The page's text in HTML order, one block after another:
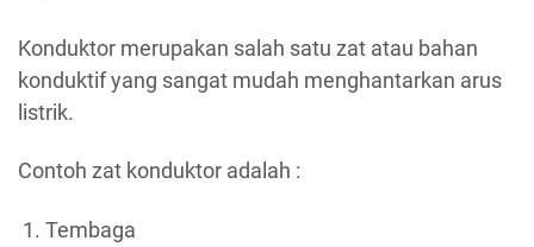
Konduktor merupakan salah satu zat atau bahan
konduktif yang sangat mudah menghantarkan arus
listrik.
Contoh zat konduktor adalah :
Tembaga